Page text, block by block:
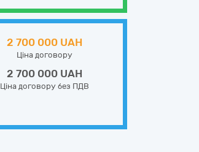
2 700 000 UAH
Ціна договору
2 700 000 UAH
Ціна договору без ПДВ